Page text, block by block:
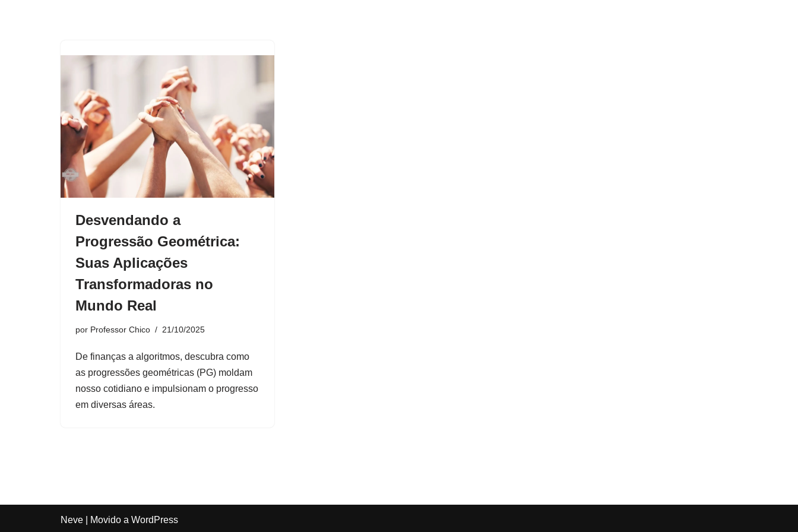
Desvendando a
Progressão Geométrica:
Suas Aplicações
Transformadoras no
Mundo Real
por Professor Chico 21/10/2025
De finanças a algoritmos, descubra como
as progressões geométricas (PG) moldam
nosso cotidiano e impulsionam o progresso
em diversas áreas.
Neve | Movido a WordPress